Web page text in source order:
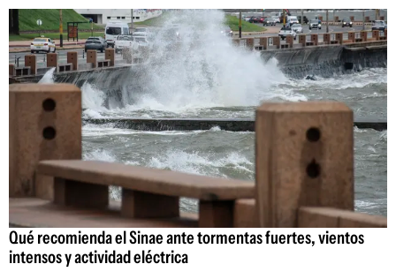
Qué recomienda el Sinae ante tormentas fuertes, vientos
intensos y actividad eléctrica